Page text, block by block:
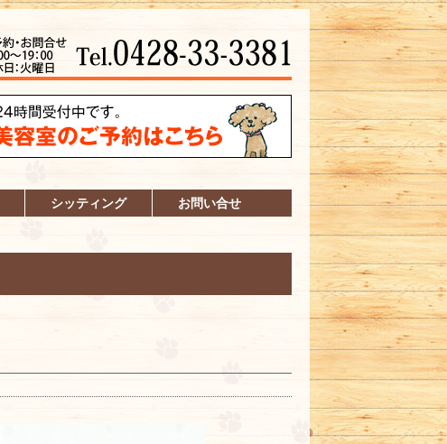
シッティング お問い合せ